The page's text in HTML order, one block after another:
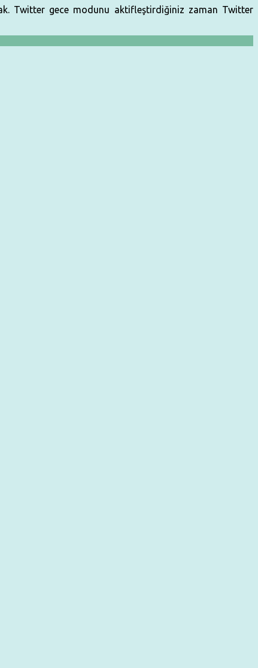
Twitter gece modunu aktifleştirdiğiniz zaman Twitter